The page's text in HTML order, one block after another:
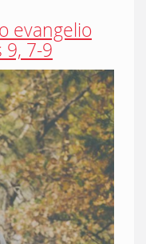
evangelio
9, 7-9